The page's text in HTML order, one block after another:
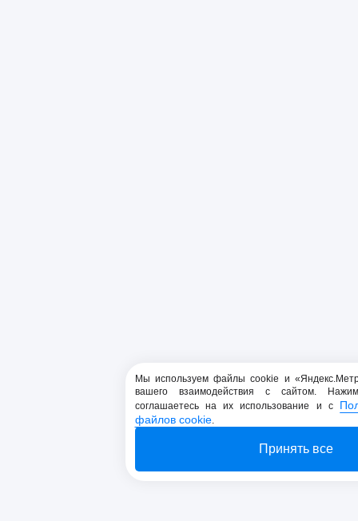
Мы используем файлы cookie и
вашего взаимодействия с сайтом.
соглашаетесь на их использование и с
файлов cookie.
Принять все